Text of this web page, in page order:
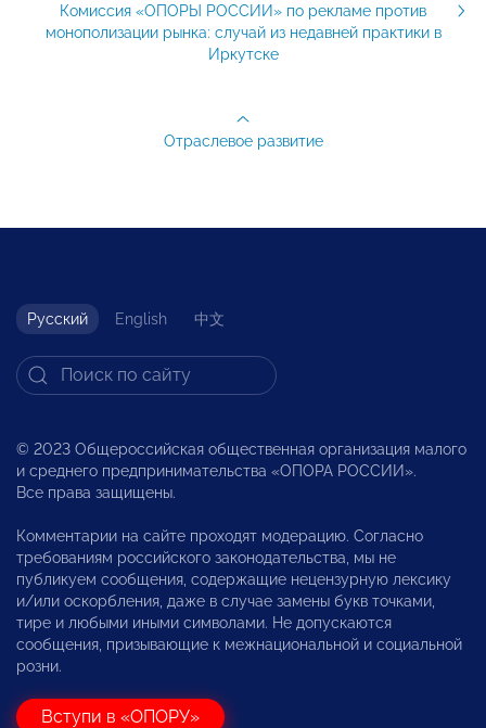
Комиссия «ОПОРЫ РОССИИ» по рекламе против
монополизации рынка: случай из недавней практики в
Иркутске
Отраслевое развитие
Русский English 中文
© 2023 Общероссийская общественная организация малого
и среднего предпринимательства «ОПОРА РОССИИ».
Все права защищены.
Комментарии на сайте проходят модерацию. Согласно
требованиям российского законодательства, мы не
публикуем сообщения, содержащие нецензурную лексику
и/или оскорбления, даже в случае замены букв точками,
тире и любыми иными символами. Не допускаются
сообщения, призывающие к межнациональной и социальной
розни.
Вступи в «ОПОРУ»